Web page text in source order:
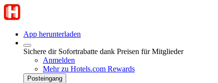
App herunterladen
Sichere dir Sofortrabatte dank Preisen für Mitglieder
Anmelden
Mehr zu Hotels.com Rewards
Posteingang